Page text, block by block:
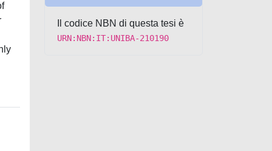
Il codice NBN di questa tesi è
URN:NBN:IT:UNIBA-210190